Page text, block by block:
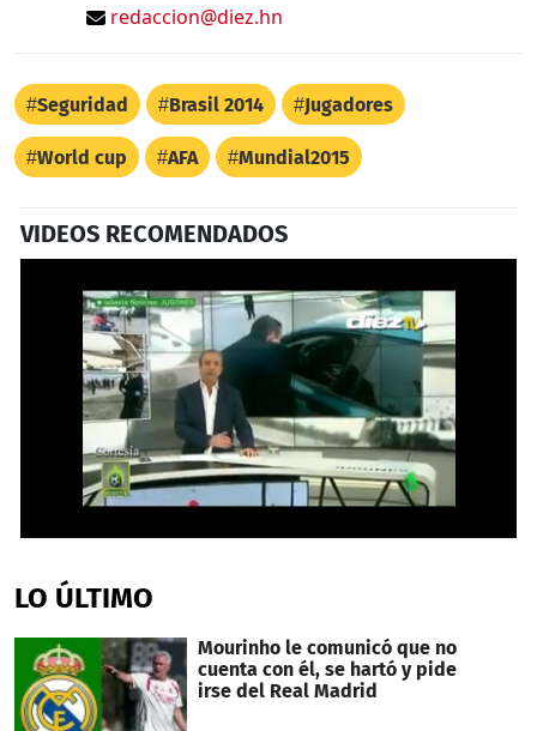
redaccion@diez.hn
Seguridad Brasil 2014 Jugadores
World cup AFA Mundial2015
VIDEOS RECOMENDADOS
of
1
44
seconds
LO ÚLTIMO
Mourinho le comunicó que no
cuenta con él, se hartó y pide
irse del Real Madrid